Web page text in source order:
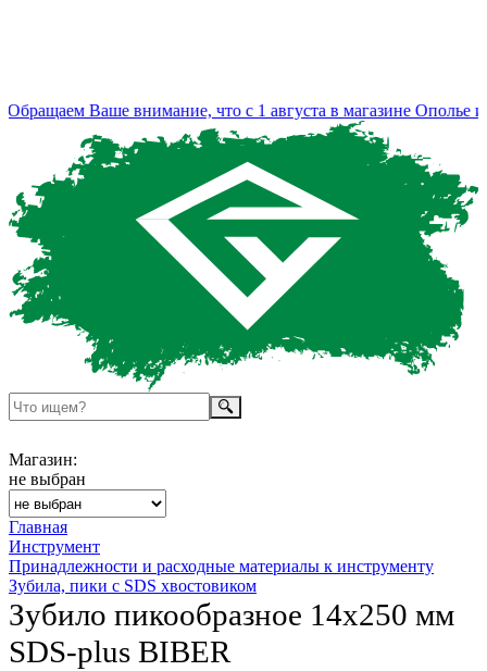
Ваше внимание, что с 1 августа в магазине Ополье
Магазин:
не выбран
Главная
Инструмент
Принадлежности и расходные материалы к инструменту
Зубила, пики с SDS хвостовиком
Зубило пикообразное 14х250 мм
SDS-plus BIBER